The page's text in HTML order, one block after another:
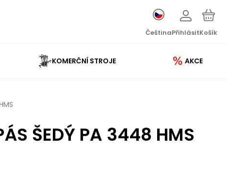
ČeštinaPřihlásitKošík
KOMERČNÍ STROJE AKCE
ŠEDÝ PA 3448 HMS